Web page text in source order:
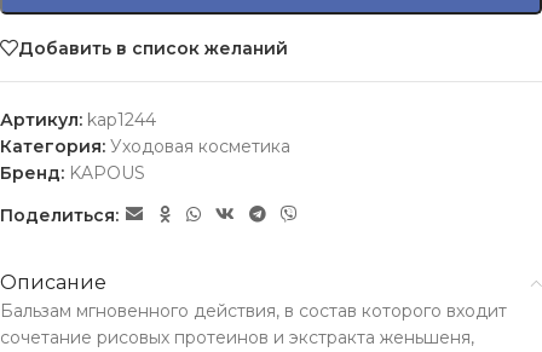
Добавить в список желаний
Артикул: kap1244
Категория: Уходовая косметика
Бренд: KAPOUS
Поделиться:
Описание
Бальзам мгновенного действия, в состав которого входит
сочетание рисовых протеинов и экстракта женьшеня,